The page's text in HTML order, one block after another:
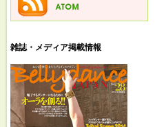
雑誌・メディア掲載情報